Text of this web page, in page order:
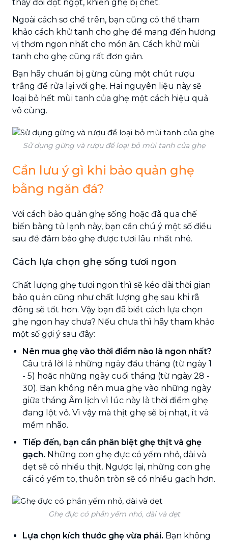
thay đổi đột ngột, khiến ghẹ bị chết.
Ngoài cách sơ chế trên, bạn cũng có thể tham
khảo cách khử tanh cho ghẹ để mang đến hương
vị thơm ngon nhất cho món ăn. Cách khử mùi
tanh cho ghẹ cũng rất đơn giản.
Bạn hãy chuẩn bị gừng cùng một chút rượu
trắng để rửa lại với ghẹ. Hai nguyên liệu này sẽ
loại bỏ hết mùi tanh của ghẹ một cách hiệu quả
vô cùng.
Sử dụng gừng và rượu để loại bỏ mùi tanh của ghẹ
Cần lưu ý gì khi bảo quản ghẹ
bằng ngăn đá?
Với cách bảo quản ghẹ sống hoặc đã qua chế
biến bằng tủ lạnh này, bạn cần chú ý một số điều
sau để đảm bảo ghẹ được tươi lâu nhất nhé.
Cách lựa chọn ghẹ sống tươi ngon
Chất lượng ghẹ tươi ngon thì sẽ kéo dài thời gian
bảo quản cũng như chất lượng ghẹ sau khi rã
đông sẽ tốt hơn. Vậy bạn đã biết cách lựa chọn
ghẹ ngon hay chưa? Nếu chưa thì hãy tham khảo
một số gợi ý sau đây:
Nên mua ghẹ vào thời điểm nào là ngon nhất?
Câu trả lời là những ngày đầu tháng (từ ngày 1
- 5) hoặc những ngày cuối tháng (từ ngày 28 -
30). Bạn không nên mua ghẹ vào những ngày
giữa tháng Âm lịch vì lúc này là thời điểm ghẹ
đang lột vỏ. Vì vậy mà thịt ghẹ sẽ bị nhạt, ít và
mềm nhão.
Tiếp đến, bạn cần phân biệt ghẹ thịt và ghẹ
gạch. Những con ghẹ đực có yếm nhỏ, dài và
dẹt sẽ có nhiều thịt. Ngược lại, những con ghẹ
cái có yếm to, thuôn tròn sẽ có nhiều gạch hơn.
Ghẹ đực có phần yếm nhỏ, dài và dẹt
Lựa chọn kích thước ghẹ vừa phải. Bạn không